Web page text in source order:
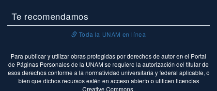
Te recomendamos
Toda la UNAM en línea
Para publicar y utilizar obras protegidas por derechos de autor en el Portal
de Páginas Personales de la UNAM se requiere la autorización del titular de
esos derechos conforme a la normatividad universitaria y federal aplicable, o
bien que dichos recursos estén en acceso abierto o utilicen licencias
Creative Commons.